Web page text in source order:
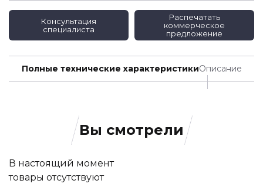
Консультация
специалиста
Распечатать
коммерческое
предложение
Полные технические характеристикиОписание
Вы смотрели
В настоящий момент
товары отсутствуют